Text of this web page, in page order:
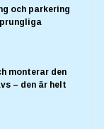
och parkering
monterar den
– den är helt